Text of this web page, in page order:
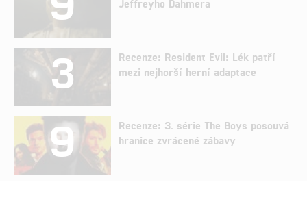
Jeffreyho Dahmera
3
Recenze: Resident Evil: Lék patří
mezi nejhorší herní adaptace
9
Recenze: 3. série The Boys posouvá
hranice zvrácené zábavy